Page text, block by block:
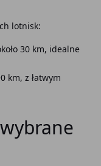
lotnisk:
30 km, idealne
km, z łatwym